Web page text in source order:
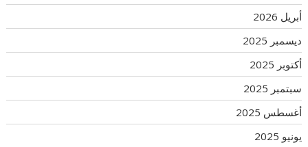
أبريل 2026
ديسمبر 2025
أكتوبر 2025
سبتمبر 2025
أغسطس 2025
يونيو 2025